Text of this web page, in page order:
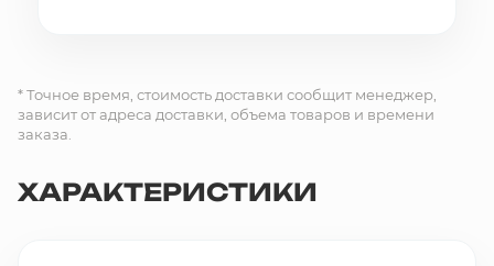
* Точное время, стоимость доставки сообщит менеджер,
зависит от адреса доставки, объема товаров и времени
заказа.
ХАРАКТЕРИСТИКИ